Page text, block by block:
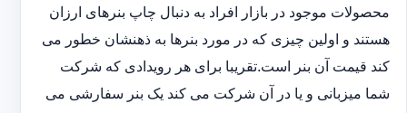
محصولات موجود در بازار افراد به دنبال چاپ بنرهای ارزان
هستند و اولین چیزی که در مورد بنرها به ذهنشان خطور می
کند قیمت آن بنر است.تقریبا برای هر رویدادی که شرکت
شما میزبانی و یا در آن شرکت می کند یک بنر سفارشی می